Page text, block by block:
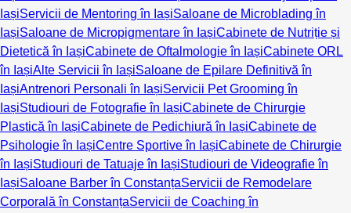
IașiServicii de Mentoring în IașiSaloane de Microblading în
IașiSaloane de Micropigmentare în IașiCabinete de Nutriție și
Dietetică în IașiCabinete de Oftalmologie în IașiCabinete ORL
în IașiAlte Servicii în IașiSaloane de Epilare Definitivă în
IașiAntrenori Personali în IașiServicii Pet Grooming în
IașiStudiouri de Fotografie în IașiCabinete de Chirurgie
Plastică în IașiCabinete de Pedichiură în IașiCabinete de
Psihologie în IașiCentre Sportive în IașiCabinete de Chirurgie
în IașiStudiouri de Tatuaje în IașiStudiouri de Videografie în
IașiSaloane Barber în ConstanțaServicii de Remodelare
Corporală în ConstanțaServicii de Coaching în